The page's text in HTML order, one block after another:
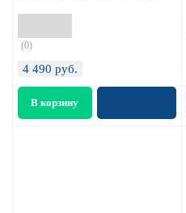
(0)
4 490 руб.